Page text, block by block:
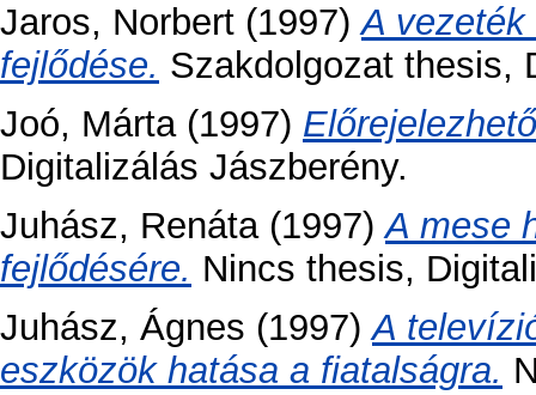
Jaros, Norbert (1997)A
fejlődése. Szakdolgozat thesis,
Joó, Márta(1997)
Digitalizálás Jászberény.
Juhász, Renáta(1997)A mese
fejlődésére. Nincs thesis,
Juhász, Ágnes (1997)A
eszközök hatása a fiatalságra.